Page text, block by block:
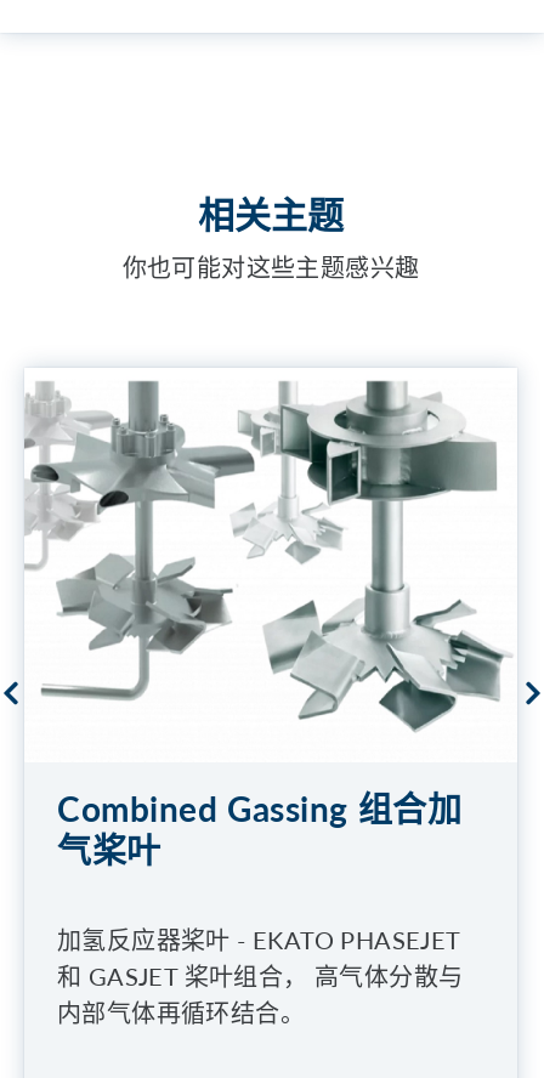
相关主题
你也可能对这些主题感兴趣
Combined Gassing 组合加
气桨叶
加氢反应器桨叶 - EKATO PHASEJET
和 GASJET 桨叶组合， 高气体分散与
内部气体再循环结合。